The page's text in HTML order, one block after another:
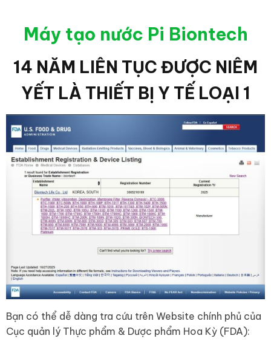
Máy tạo nước Pi Biontech
14 NĂM LIÊN TỤC ĐƯỢC NIÊM
YẾT LÀ THIẾT BỊ Y TẾ LOẠI 1
Bạn có thể dễ dàng tra cứu trên Website chính phủ của
Cục quản lý Thực phẩm & Dược phẩm Hoa Kỳ (FDA):